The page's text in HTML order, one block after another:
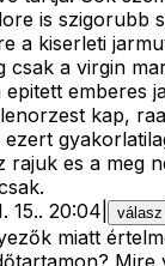
is szigorubb
a kiserleti
csak a virgin
emberes
kap,
rajuk es a meg
15.. 20:04 válasz
miatt